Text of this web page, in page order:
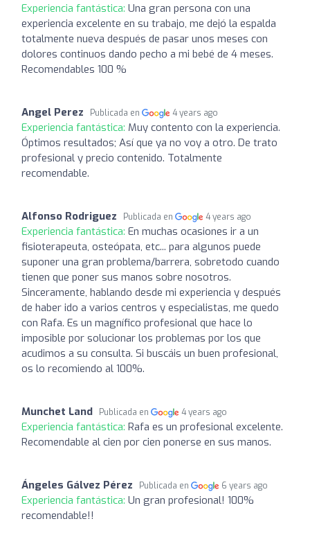
Experiencia fantástica: Una gran persona con una
experiencia excelente en su trabajo, me dejó la espalda
totalmente nueva después de pasar unos meses con
dolores continuos dando pecho a mi bebé de 4 meses.
Recomendables 100 %
Angel Perez Publicada en 4 years ago
Experiencia fantástica: Muy contento con la experiencia.
Óptimos resultados; Así que ya no voy a otro. De trato
profesional y precio contenido. Totalmente
recomendable.
Alfonso Rodriguez Publicada en 4 years ago
Experiencia fantástica: En muchas ocasiones ir a un
fisioterapeuta, osteópata, etc... para algunos puede
suponer una gran problema/barrera, sobretodo cuando
tienen que poner sus manos sobre nosotros.
Sinceramente, hablando desde mi experiencia y después
de haber ido a varios centros y especialistas, me quedo
con Rafa. Es un magnífico profesional que hace lo
imposible por solucionar los problemas por los que
acudimos a su consulta. Si buscáis un buen profesional,
os lo recomiendo al 100%.
Munchet Land Publicada en 4 years ago
Experiencia fantástica: Rafa es un profesional excelente.
Recomendable al cien por cien ponerse en sus manos.
Ángeles Gálvez Pérez Publicada en 6 years ago
Experiencia fantástica: Un gran profesional! 100%
recomendable!!